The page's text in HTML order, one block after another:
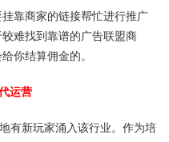
靠商家的链接帮忙进行推广
难找到靠谱的广告联盟商
你结算佣金的。
运营
有新玩家涌入该行业。作为培